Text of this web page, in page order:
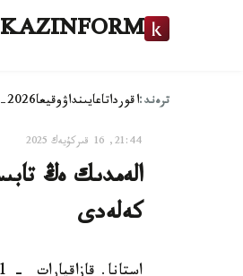
KAZINFORM
ترەند:اقورداتاعايىنداۋوقيعا2026-سايلاۋ
21:44, 16 قىركۇيەك 2025
كەلەدى